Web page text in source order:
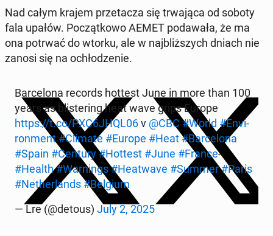
Nad całym krajem prze­ta­cza się trwa­ją­ca od soboty
fala upałów. Po­cząt­ko­wo AEMET po­da­wa­ła, że ma
ona potrwać do wtorku, ale w naj­bliż­szych dniach nie
zanosi się na ochło­dze­nie.
Bar­ce­lo­na records hottest June in more than 100
years as bli­ste­ring heat wave grips Europe
https://t.co/PXC6JHQL06v @CBC #World #Envi­
ron­ment #Climate #Europe #Heat#Bar­ce­lo­na
#Spain #Century#Hottest #June #France-
#Health#War­nings#He­atwa­ve #Summer#Paris
#Ne­ther­lands#Belgium
— Lre (@detous) July 2, 2025